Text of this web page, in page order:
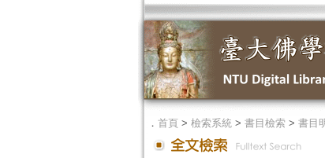
． 首頁> 檢索系統> 書目檢索> 書目